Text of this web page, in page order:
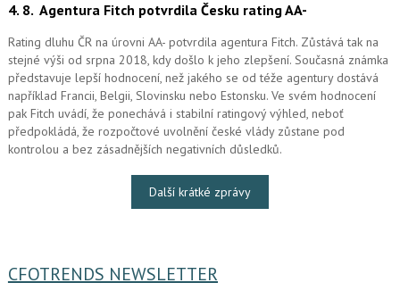
4. 8. Agentura Fitch potvrdila Česku rating AA-
Rating dluhu ČR na úrovni AA- potvrdila agentura Fitch. Zůstává tak na
stejné výši od srpna 2018, kdy došlo k jeho zlepšení. Současná známka
představuje lepší hodnocení, než jakého se od téže agentury dostává
například Francii, Belgii, Slovinsku nebo Estonsku. Ve svém hodnocení
pak Fitch uvádí, že ponechává i stabilní ratingový výhled, neboť
předpokládá, že rozpočtové uvolnění české vlády zůstane pod
kontrolou a bez zásadnějších negativních důsledků.
Další krátké zprávy
CFOTRENDS NEWSLETTER